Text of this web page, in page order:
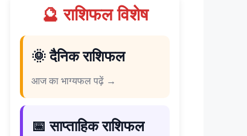
🔮 राशिफल विशेष
🌞 दैनिक राशिफल
आज का भाग्यफल पढ़ें →
📅 साप्ताहिक राशिफल